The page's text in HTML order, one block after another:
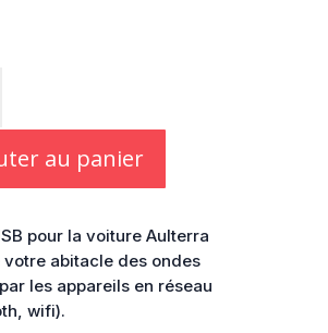
au panier
pour la voiture Aulterra
votre abitacle des ondes
les appareils en réseau
wifi).